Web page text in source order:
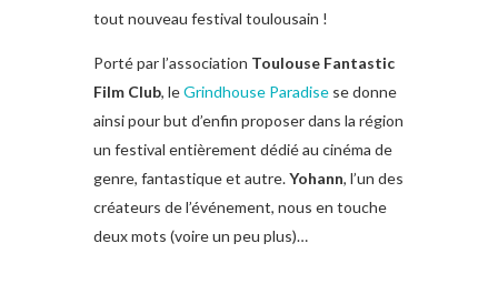
tout nouveau festival toulousain !
Porté par l’association Toulouse Fantastic
Film Club, leGrindhouse Paradise se donne
ainsi pour but d’enfin proposer dans la région
un festival entièrement dédié au cinéma de
genre, fantastique et autre.Yohann, l’un des
créateurs de l’événement, nous en touche
deux mots (voire un peu plus)…